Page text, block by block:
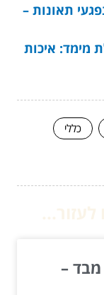
תאונות –
מימד: איכות
כללי
מבד –